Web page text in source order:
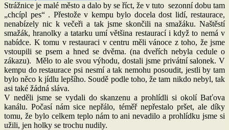
Strážnice je malé město a dalo by se říct, že v tuto sezonní dobu tam
„chcípl pes“ . Přestože v kempu bylo docela dost lidí, restaurace,
nenabízely nic k večeři a tak jsme skončili na smažáku. Naštěstí
smažák, hranolky a tatarku umí většina restaurací i když to nemá v
nabídce. K tomu v restauraci v centru měli vánoce z toho, že jsme
vstoupili se psem a hned se dvěma. (na dveřích nebyla cedule o
zákazu). Mělo to ale svou výhodu, dostali jsme privátní salonek. V
kempu do restaurace psi nesmí a tak nemohu posoudit, jestli by tam
bylo něco k jídlu lepšího. Soudě podle toho, že tam nikdo nebyl, tak
asi také žádná sláva.
V neděli jsme se vydali do skanzenu a prohlídli si okolí Baťova
kanálu. Počasí nám sice nepřálo, téměř nepřestalo pršet, ale díky
tomu, že bylo celkem teplo nám to ani nevadilo a prohlídku jsme si
užili, jen holky se trochu nudily.